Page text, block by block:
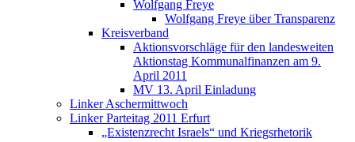
Wolfgang Freye
Wolfgang Freye über Transparenz
Kreisverband
Aktionsvorschläge für den landesweiten
Aktionstag Kommunalfinanzen am 9.
April 2011
MV 13. April Einladung
Linker Aschermittwoch
Linker Parteitag 2011 Erfurt
„Existenzrecht Israels“ und Kriegsrhetorik